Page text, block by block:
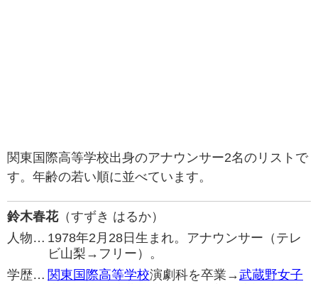
関東国際高等学校出身のアナウンサー2名のリストで
す。年齢の若い順に並べています。
鈴木春花（すずき はるか）
人物… 1978年2月28日生まれ。アナウンサー（テレ
ビ山梨→フリー）。
学歴… 関東国際高等学校演劇科を卒業→武蔵野女子